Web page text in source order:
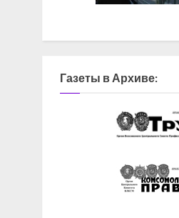
Газеты в Архиве: